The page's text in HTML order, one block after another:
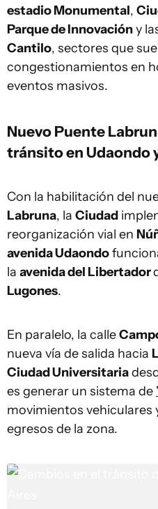
estadio Monumental,
Parque de Innovacióny
Cantilo, sectores que
congestionamientos en
eventos masivos.
Nuevo Puente
tránsito en Udaondo
Con la habilitación del
Labruna, la Ciudad
reorganización vial en
avenida Udaondo
la avenida del Libertador
Lugones.
En paralelo, la calle
nueva vía de salida hacia
Ciudad Universitaria
es generar un sistema de
movimientos vehiculares
egresos de la zona.